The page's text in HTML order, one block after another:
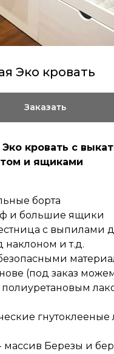
Эко кровать
Заказать
кровать с
и ящиками
борта
и большие ящики
с выпилами
и т.д.
(под заказ
полиуретановым
гнутоклееные
массив Березы и